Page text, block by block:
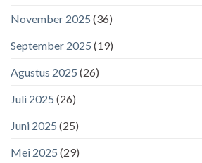
November 2025 (36)
September 2025 (19)
Agustus 2025 (26)
Juli 2025 (26)
Juni 2025 (25)
Mei 2025 (29)